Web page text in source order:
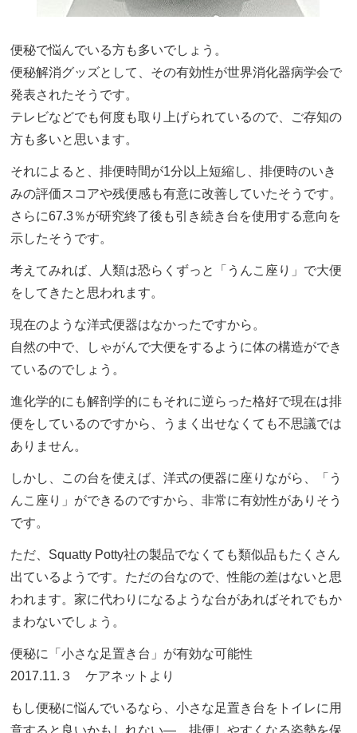
便秘で悩んでいる方も多いでしょう。
便秘解消グッズとして、その有効性が世界消化器病学会で
発表されたそうです。
テレビなどでも何度も取り上げられているので、ご存知の
方も多いと思います。
それによると、排便時間が1分以上短縮し、排便時のいき
みの評価スコアや残便感も有意に改善していたそうです。
さらに67.3％が研究終了後も引き続き台を使用する意向を
示したそうです。
考えてみれば、人類は恐らくずっと「うんこ座り」で大便
をしてきたと思われます。
現在のような洋式便器はなかったですから。
自然の中で、しゃがんで大便をするように体の構造ができ
ているのでしょう。
進化学的にも解剖学的にもそれに逆らった格好で現在は排
便をしているのですから、うまく出せなくても不思議では
ありません。
しかし、この台を使えば、洋式の便器に座りながら、「う
んこ座り」ができるのですから、非常に有効性がありそう
です。
ただ、Squatty Potty社の製品でなくても類似品もたくさん
出ているようです。ただの台なので、性能の差はないと思
われます。家に代わりになるような台があればそれでもか
まわないでしょう。
便秘に「小さな足置き台」が有効な可能性
2017.11.３ ケアネットより
もし便秘に悩んでいるなら、小さな足置き台をトイレに用
意すると良いかもしれない―。排便しやすくなる姿勢を保